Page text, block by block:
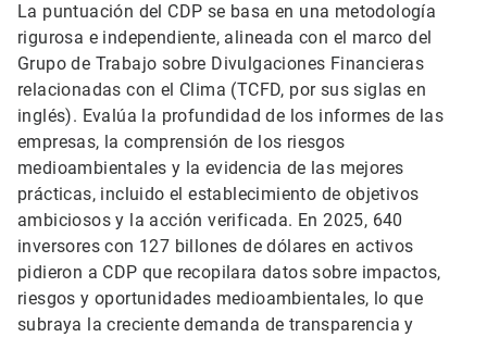
La puntuación del CDP se basa en una metodología
rigurosa e independiente, alineada con el marco del
Grupo de Trabajo sobre Divulgaciones Financieras
relacionadas con el Clima (TCFD, por sus siglas en
inglés). Evalúa la profundidad de los informes de las
empresas, la comprensión de los riesgos
medioambientales y la evidencia de las mejores
prácticas, incluido el establecimiento de objetivos
ambiciosos y la acción verificada. En 2025, 640
inversores con 127 billones de dólares en activos
pidieron a CDP que recopilara datos sobre impactos,
riesgos y oportunidades medioambientales, lo que
subraya la creciente demanda de transparencia y